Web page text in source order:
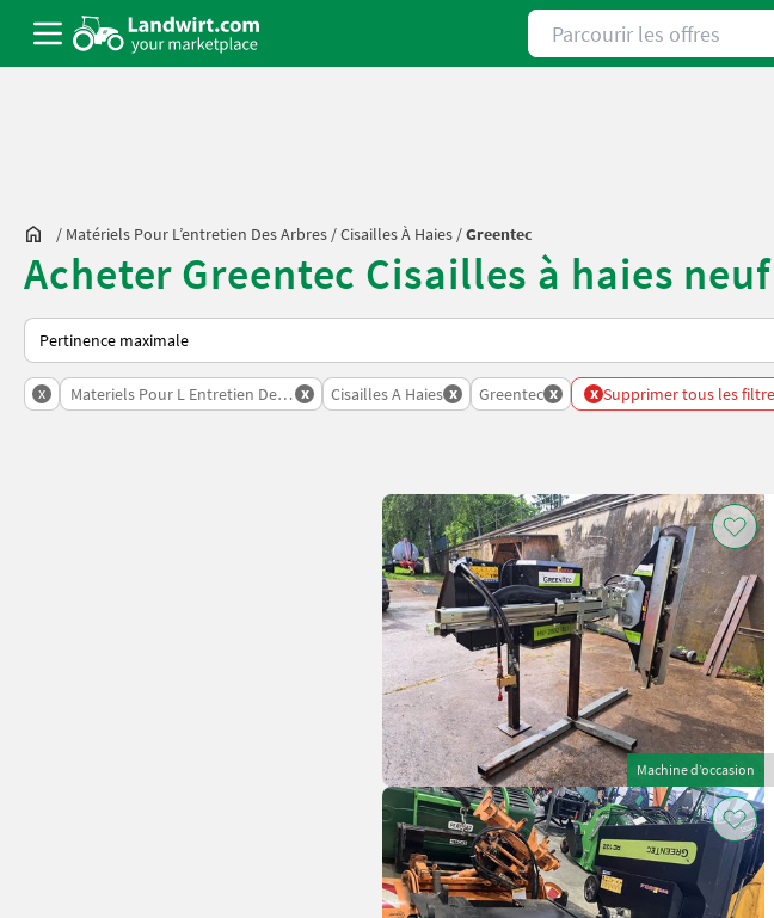
Parcourir les offres
/ Matériels Pour L’entretien Des Arbres /Cisailles À Haies /Greentec
Acheter Greentec Cisailles à haies
Voici comment les annonces sont triées sur Landwirt.com
x Materiels Pour L Entretien Des Arbres
x Cisailles A Haies x Greentec x x Supprimer tous les
Machine d’occasion